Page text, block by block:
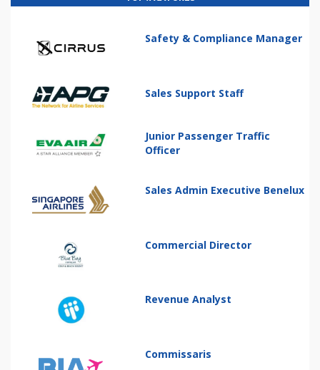
Safety & Compliance Manager
Sales Support Staff
Junior Passenger Traffic
Officer
Sales Admin Executive Benelux
Commercial Director
Revenue Analyst
Commissaris